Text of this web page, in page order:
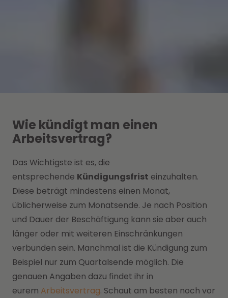
Wie kündigt man einen
Arbeitsvertrag?
Das Wichtigste ist es, die
entsprechende Kündigungsfrist einzuhalten.
Diese beträgt mindestens einen Monat,
üblicherweise zum Monatsende. Je nach Position
und Dauer der Beschäftigung kann sie aber auch
länger oder mit weiteren Einschränkungen
verbunden sein. Manchmal ist die Kündigung zum
Beispiel nur zum Quartalsende möglich. Die
genauen Angaben dazu findet ihr in
eurem Arbeitsvertrag. Schaut am besten noch vor